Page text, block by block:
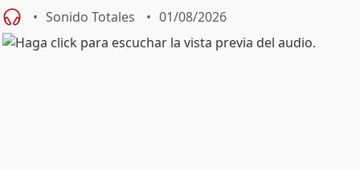
Sonido Totales 01/08/2026